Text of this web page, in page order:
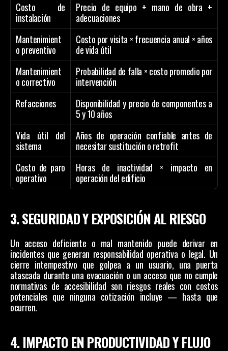
Costo de
instalación
Precio de equipo + mano de obra +
adecuaciones
Mantenimient
o preventivo
Costo por visita × frecuencia anual × años
de vida útil
Mantenimient
o correctivo
Probabilidad de falla × costo promedio por
intervención
Refacciones
Disponibilidad y precio de componentes a
5 y 10 años
Vida útil del
sistema
Años de operación confiable antes de
necesitar sustitución o retrofit
Costo de paro
operativo
Horas de inactividad × impacto en
operación del edificio
3. SEGURIDAD Y EXPOSICIÓN AL RIESGO
Un acceso deficiente o mal mantenido puede derivar en
incidentes que generan responsabilidad operativa o legal. Un
cierre intempestivo que golpea a un usuario, una puerta
atascada durante una evacuación o un acceso que no cumple
normativas de accesibilidad son riesgos reales con costos
potenciales que ninguna cotización incluye — hasta que
ocurren.
4. IMPACTO EN PRODUCTIVIDAD Y FLUJO